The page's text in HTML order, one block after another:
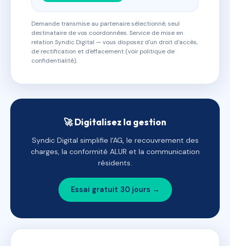
Demande transmise au partenaire sélectionné, seul
destinataire de vos coordonnées. Service de mise en
relation Syndic Digital — vous disposez d'un droit d'accès,
de rectification et d'effacement (voir politique de
confidentialité).
🚀 Digitalisez la gestion
Syndic Digital simplifie l'AG, le recouvrement des
charges, la conformité ALUR et la communication
résidents.
Essai gratuit 30 jours →